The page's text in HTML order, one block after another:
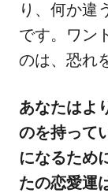
り、何か違
です。ワン
のは、恐れ
あなたはよ
のを持って
になるため
たの恋愛運